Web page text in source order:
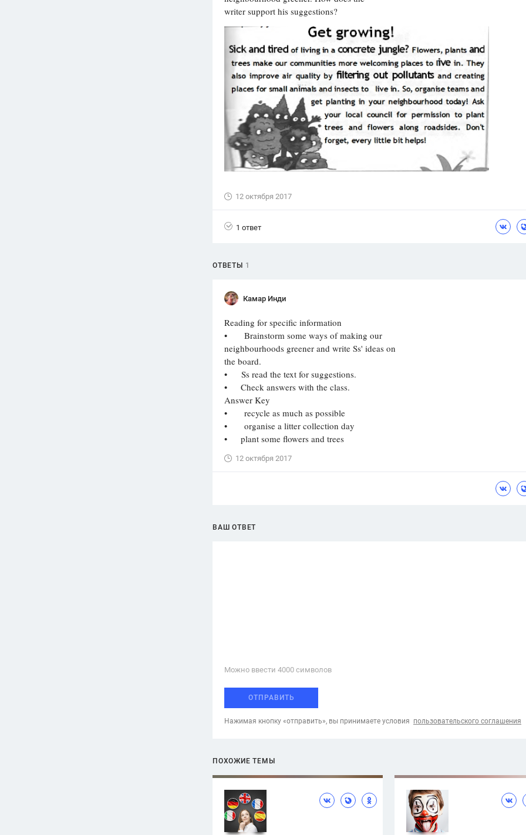
Олимпиады
ответа
Spotlight
ответ
ответов
Отношения,Любовь, Красота,
writer support his suggestions?
12 октября 2017
1 ответ
ОТВЕТЫ 1
Камар Инди
Reading for specific information
• Brainstorm some ways of making our
neighbourhoods greener and write Ss' ideas on
the board.
• Ss read the text for suggestions.
• Check answers with the class.
Answer Key
• recycle as much as possible
• organise a litter collection day
• plant some flowers and trees
12 октября 2017
ВАШ ОТВЕТ
Можно ввести 4000 cимволов
ОТПРАВИТЬ
Нажимая кнопку «отправить», вы принимаете условия пользовательского соглашения
ПОХОЖИЕ ТЕМЫ